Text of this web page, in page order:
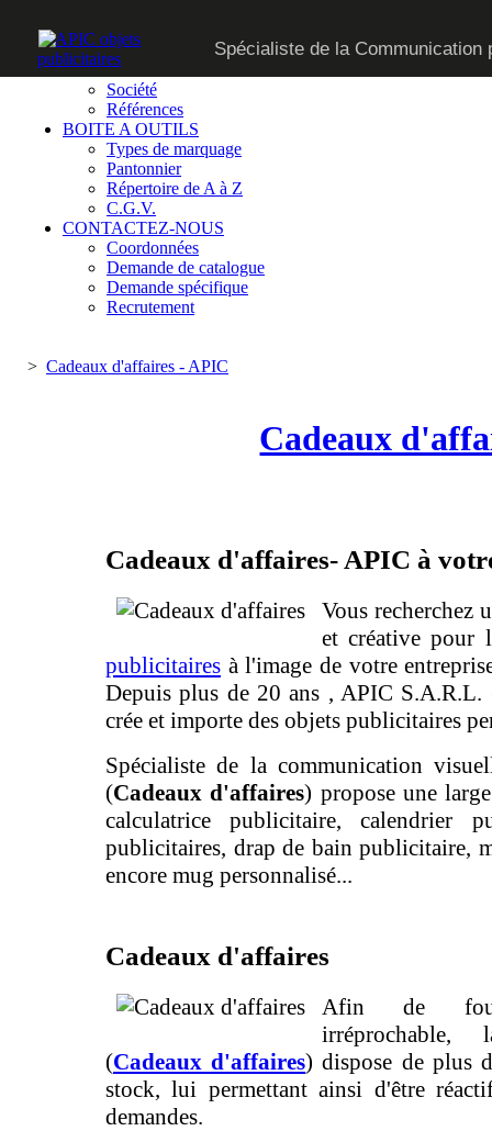
Spécialiste de la Communication
CATALOGUE
SUR MESURE
QUI SOMMES-NOUS
Société
Références
BOITE A OUTILS
Types de marquage
Pantonnier
Répertoire de A à Z
C.G.V.
CONTACTEZ-NOUS
Coordonnées
Demande de catalogue
Demande spécifique
Recrutement
> Cadeaux d'affaires - APIC
Cadeaux
Cadeaux d'affaires- APIC à
Vous recherchez
et créative pour
publicitaires à l'image de votre
Depuis plus de 20 ans , APIC S.A.R.L.
crée et importe des objets publicitaires
Spécialiste de la communication
(Cadeaux d'affaires) propose une
calculatrice publicitaire, calendrier
publicitaires, drap de bain publicitaire,
encore mug personnalisé...
Cadeaux d'affaires
Afin de
irréprochable,
(Cadeaux d'affaires) dispose de plus
stock, lui permettant ainsi d'être
demandes.